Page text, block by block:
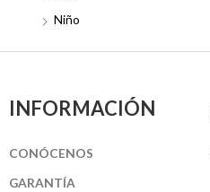
Niño
INFORMACIÓN
CONÓCENOS
GARANTÍA